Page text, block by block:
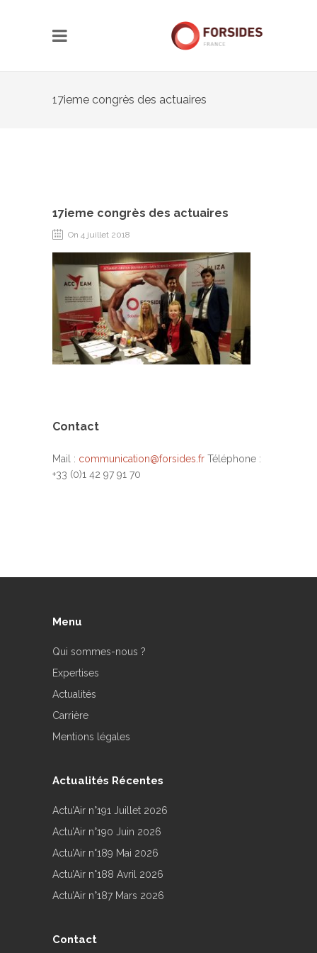
17ieme congrès des actuaires
17ieme congrès des actuaires
On 4 juillet 2018
Contact
Mail : communication@forsides.fr Téléphone :
+33 (0)1 42 97 91 70
Menu
Qui sommes-nous ?
Expertises
Actualités
Carrière
Mentions légales
Actualités Récentes
Actu’Air n°191 Juillet 2026
Actu’Air n°190 Juin 2026
Actu’Air n°189 Mai 2026
Actu’Air n°188 Avril 2026
Actu’Air n°187 Mars 2026
Contact